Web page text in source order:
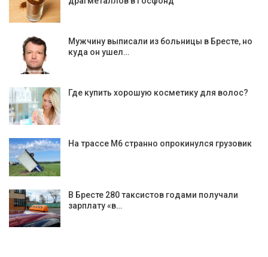
Мужчину выписали из больницы в Бресте, но
куда он ушел…
Где купить хорошую косметику для волос?
На трассе М6 странно опрокинулся грузовик
В Бресте 280 таксистов годами получали
зарплату «в…